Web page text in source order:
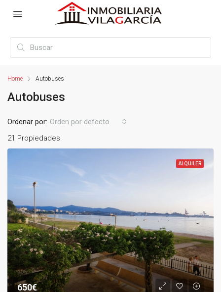
Home Autobuses
Autobuses
21 Propiedades
Ordenar por: Orden por defecto
ALQUILER
650€